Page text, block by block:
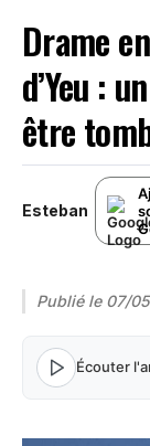
Drame
d’Yeu :
être
Esteban
Publié le 07/
Écouter